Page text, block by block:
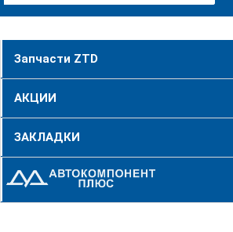
Запчасти ZTD
АКЦИИ
ЗАКЛАДКИ